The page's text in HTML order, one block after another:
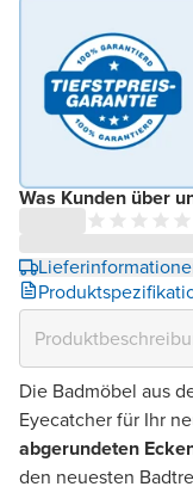
Was Kunden über
Die Badmöbel aus
Eyecatcher für Ihr
abgerundeten
den neuesten